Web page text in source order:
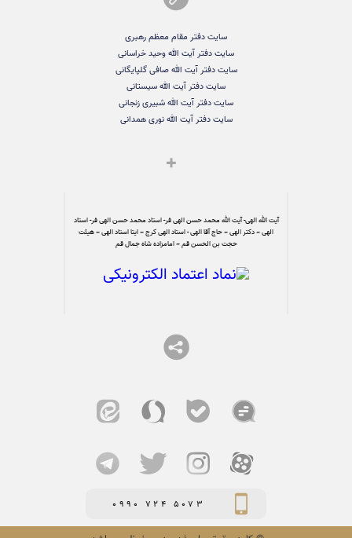
سایت دفتر مقام معظم رهبری
سایت دفتر آیت الله وحید خراسانی
سایت دفتر آیت الله صافی گلپایگانی
سایت دفتر آیت الله سیستانی
سایت دفتر آیت الله شبیری زنجانی
سایت دفتر آیت الله نوری همدانی
آیت الله الهی- آیت الله محمد حسن الهی فر- استاد محمد حسن الهی فر- استاد
الهی – دکتر الهی – حاج آقا الهی - استاد الهی کرج – ایتا استاد الهی – هیئت
حجت بن الحسن قم – امامزاده شاه جمال قم
0990 724 5073